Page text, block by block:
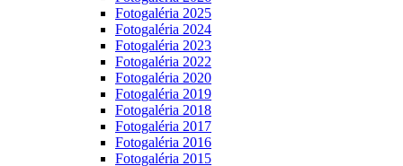
Fotogaléria 2025
Fotogaléria 2024
Fotogaléria 2023
Fotogaléria 2022
Fotogaléria 2020
Fotogaléria 2019
Fotogaléria 2018
Fotogaléria 2017
Fotogaléria 2016
Fotogaléria 2015